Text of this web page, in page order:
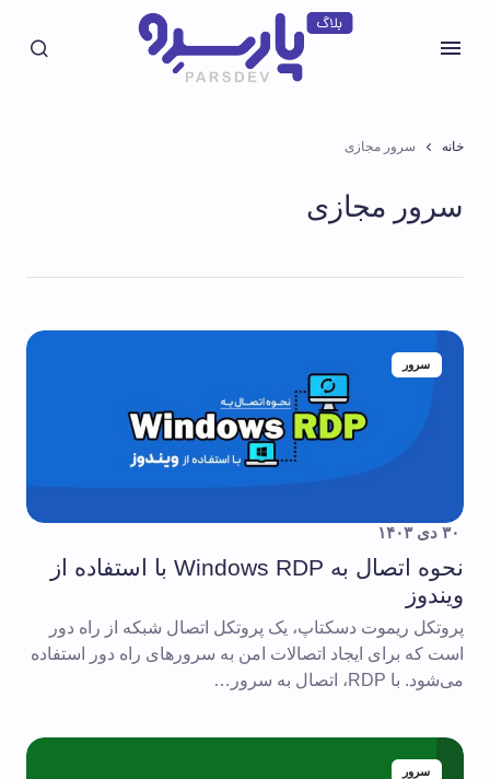
خانه سرور مجازی
سرور مجازی
سرور
۳۰ دی ۱۴۰۳
نحوه اتصال به Windows RDP با استفاده از
ویندوز
پروتکل ریموت دسکتاپ، یک پروتکل اتصال شبکه از راه دور
است که برای ایجاد اتصالات امن به سرورهای راه دور استفاده
می‌شود. با RDP، اتصال به سرور…
سرور